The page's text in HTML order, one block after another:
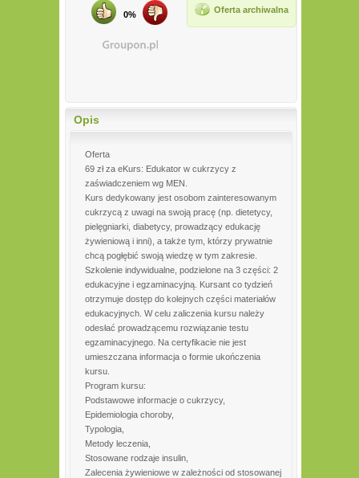
0%
Oferta archiwalna
Opis
Oferta
69 zł za eKurs: Edukator w cukrzycy z
zaświadczeniem wg MEN.
Kurs dedykowany jest osobom zainteresowanym
cukrzycą z uwagi na swoją pracę (np. dietetycy,
pielęgniarki, diabetycy, prowadzący edukację
żywieniową i inni), a także tym, którzy prywatnie
chcą pogłębić swoją wiedzę w tym zakresie.
Szkolenie indywidualne, podzielone na 3 części: 2
edukacyjne i egzaminacyjną. Kursant co tydzień
otrzymuje dostęp do kolejnych części materiałów
edukacyjnych. W celu zaliczenia kursu należy
odesłać prowadzącemu rozwiązanie testu
egzaminacyjnego. Na certyfikacie nie jest
umieszczana informacja o formie ukończenia
kursu.
Program kursu:
Podstawowe informacje o cukrzycy,
Epidemiologia choroby,
Typologia,
Metody leczenia,
Stosowane rodzaje insulin,
Zalecenia żywieniowe w zależności od stosowanej